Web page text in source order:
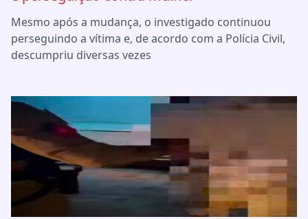
Mesmo após a mudança, o investigado continuou
perseguindo a vítima e, de acordo com a Polícia Civil,
descumpriu diversas vezes